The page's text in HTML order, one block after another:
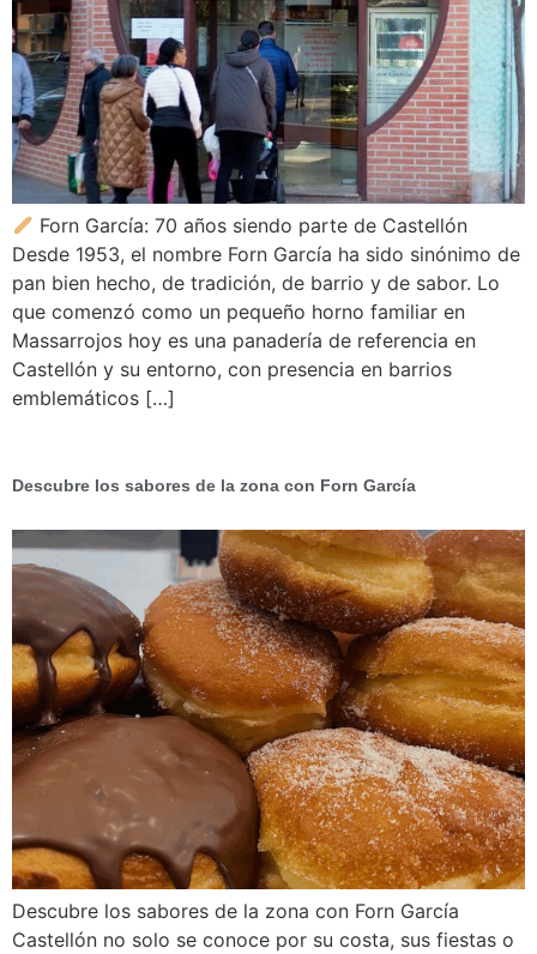
Forn García: 70 años siendo parte de Castellón
Desde 1953, el nombre Forn García ha sido sinónimo de
pan bien hecho, de tradición, de barrio y de sabor. Lo
que comenzó como un pequeño horno familiar en
Massarrojos hoy es una panadería de referencia en
Castellón y su entorno, con presencia en barrios
emblemáticos […]
Descubre los sabores de la zona con Forn García
Descubre los sabores de la zona con Forn García
Castellón no solo se conoce por su costa, sus fiestas o